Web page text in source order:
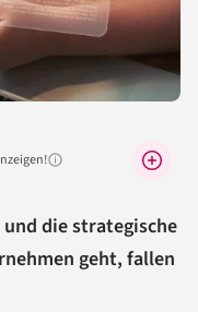
Warum lohnt sich das?
die strategische
geht, fallen